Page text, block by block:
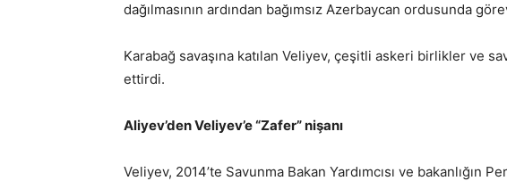
dağılmasının ardından bağımsız Azerbaycan ordusunda
Karabağ savaşına katılan Veliyev, çeşitli askeri birlikler ve
ettirdi.
Aliyev’den Veliyev’e “Zafer” nişanı
Veliyev, 2014’te Savunma Bakan Yardımcısı ve bakanlığın